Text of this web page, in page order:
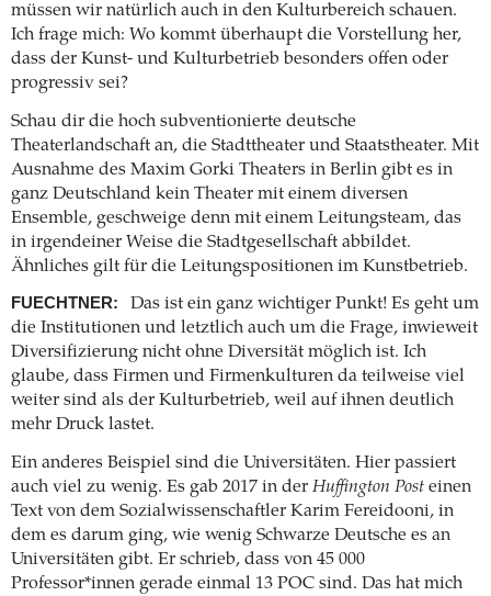
müssen wir natürlich auch in den Kulturbereich schauen.
Ich frage mich: Wo kommt überhaupt die Vorstellung her,
dass der Kunst- und Kulturbetrieb besonders offen oder
progressiv sei?
Schau dir die hoch subventionierte deutsche
Theaterlandschaft an, die Stadttheater und Staatstheater. Mit
Ausnahme des Maxim Gorki Theaters in Berlin gibt es in
ganz Deutschland kein Theater mit einem diversen
Ensemble, geschweige denn mit einem Leitungsteam, das
in irgendeiner Weise die Stadtgesellschaft abbildet.
Ähnliches gilt für die Leitungspositionen im Kunstbetrieb.
FUECHTNER:
Das ist ein ganz wichtiger Punkt! Es geht um
die Institutionen und letztlich auch um die Frage, inwieweit
Diversifizierung nicht ohne Diversität möglich ist. Ich
glaube, dass Firmen und Firmenkulturen da teilweise viel
weiter sind als der Kulturbetrieb, weil auf ihnen deutlich
mehr Druck lastet.
Ein anderes Beispiel sind die Universitäten. Hier passiert
auch viel zu wenig. Es gab 2017 in der Huffington Post einen
Text von dem Sozialwissenschaftler Karim Fereidooni, in
dem es darum ging, wie wenig Schwarze Deutsche es an
Universitäten gibt. Er schrieb, dass von 45 000
Professor*innen gerade einmal 13 POC sind. Das hat mich